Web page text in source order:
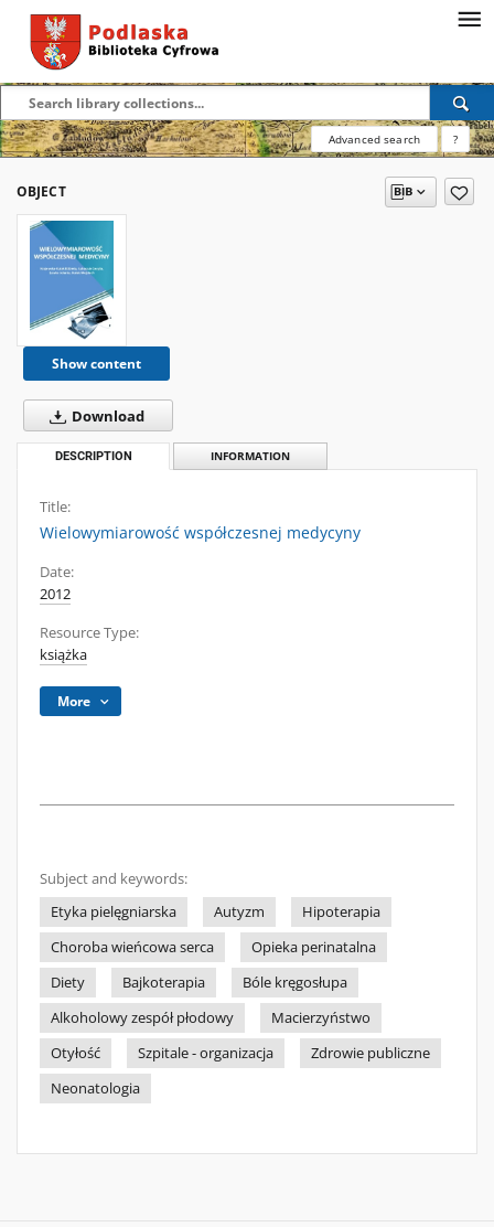
Advanced search ?
OBJECT
Show content
Download
DESCRIPTION INFORMATION
Title:
Wielowymiarowość współczesnej medycyny
Date:
2012
Resource Type:
książka
More
Subject and keywords:
Etyka pielęgniarska
Autyzm
Hipoterapia
Choroba wieńcowa serca
Opieka perinatalna
Diety
Bajkoterapia
Bóle kręgosłupa
Alkoholowy zespół płodowy
Macierzyństwo
Otyłość
Szpitale - organizacja
Zdrowie publiczne
Neonatologia